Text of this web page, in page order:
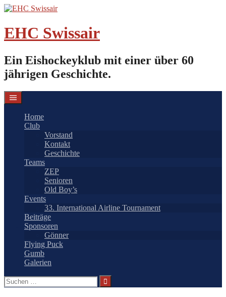
Springe
Inhalt
EHC Swissair
Ein Eishockeyklub mit einer über 60
jährigen Geschichte.
Home
Club
Vorstand
Kontakt
Geschichte
Teams
ZEP
Senioren
Old Boy’s
Events
33. International Airline Tournament
Beiträge
Sponsoren
Gönner
Flying Puck
Gumb
Galerien
Suchen
nach: